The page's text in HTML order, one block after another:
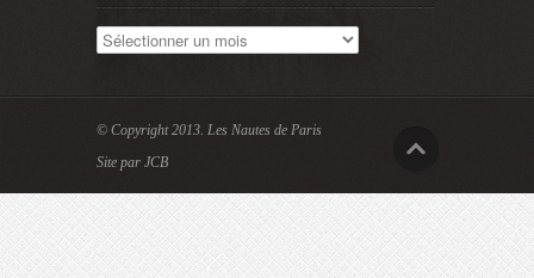
Archives
© Copyright 2013. Les Nautes de Paris
Site par JCB